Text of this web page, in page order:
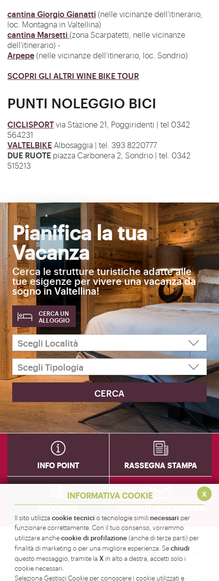
x
INFORMATIVA COOKIE
Il sito utilizza cookie tecnici o tecnologie simili necessari per
funzionare correttamente. Con il tuo consenso, vorremmo
utilizzare anchecookie di profilazione (anche di terze parti) per
finalità di marketing o per una migliore esperienza. Sechiudi
questo messaggio, tramite la X in alto a destra, accetti solo i
cookie necessari.
Seleziona Gestisci Cookie per conoscere i cookie utilizzati e
cantina Giorgio Gianatti (nelle vicinanze dell'itinerario,
loc. Montagna in Valtellina)
cantina Marsetti (zona Scarpatetti, nelle vicinanze
dell’itinerario) -
Arpepe (nelle vicinanze dell’itinerario, loc. Sondrio)
SCOPRI GLI ALTRI WINE BIKE TOUR
PUNTI NOLEGGIO BICI
CICLISPORTvia Stazione 21, Poggiridenti | tel 0342
564231
VALTELBIKE Albosaggia | tel. 393 8220777
DUE RUOTE piazza Carbonera 2, Sondrio | tel. 0342
515213
Pianifica la tua
Vacanza
Cerca le strutture turistiche adatte alle
tue esigenze per vivere una vacanza da
sogno in Valtellina!
CERCA UN
ALLOGGIO
INFO POINT RASSEGNA STAMPA
BROCHURE ISCRIVITI ALLA NOSTRA
NEWSLETTER
Amministrazione
Provinciale di Sondrio -
Servizio Turismo
Corso XXV Aprile, 22 -